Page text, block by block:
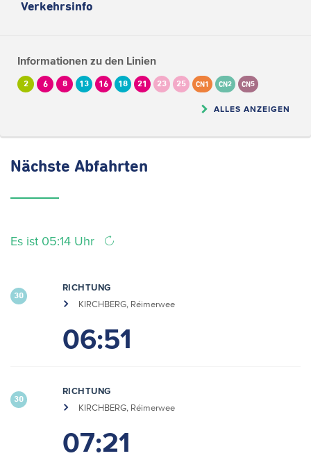
Verkehrsinfo
Informationen zu den Linien
2 6 8 13 16 18 21 23 25 CN1 CN2 CN5
ALLES ANZEIGEN
Nächste Abfahrten
Es ist 05:14 Uhr
30
RICHTUNG
KIRCHBERG, Réimerwee
06:51
30
RICHTUNG
KIRCHBERG, Réimerwee
07:21